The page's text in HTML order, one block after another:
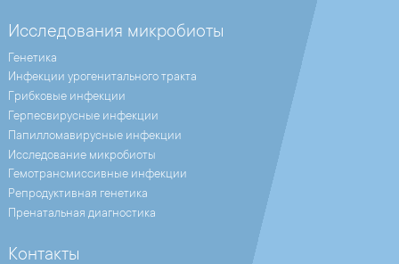
Исследования микробиоты
Генетика
Инфекции урогенитального тракта
Грибковые инфекции
Герпесвирусные инфекции
Папилломавирусные инфекции
Исследование микробиоты
Гемотрансмиссивные инфекции
Репродуктивная генетика
Пренатальная диагностика
Контакты